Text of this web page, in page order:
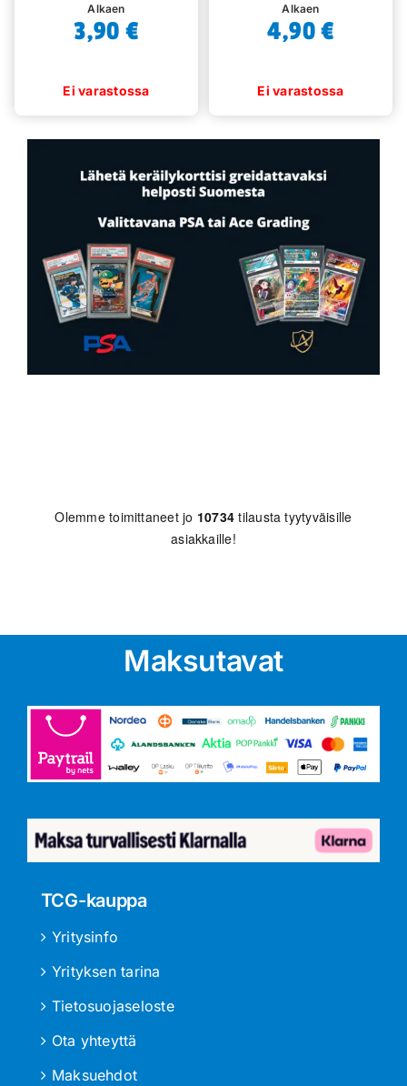
Alkaen
3,90 €
Alkaen
4,90€
Olemme toimittaneet jo 10734 tilausta tyytyväisille
asiakkaille!
Maksutavat
TCG-kauppa
Yritysinfo
Yrityksen tarina
Tietosuojaseloste
Ota yhteyttä
Maksuehdot